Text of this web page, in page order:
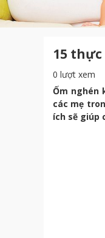
15
0 lượt xem
Ốm nghén
các mẹ
ích sẽ giúp